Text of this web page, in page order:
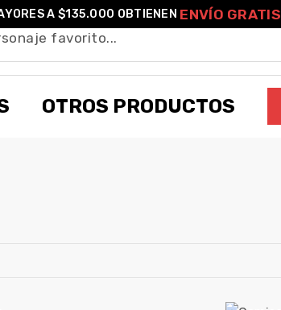
A $135.000 OBTIENEN ENVÍO GRATIS
OTROS PRODUCTOS